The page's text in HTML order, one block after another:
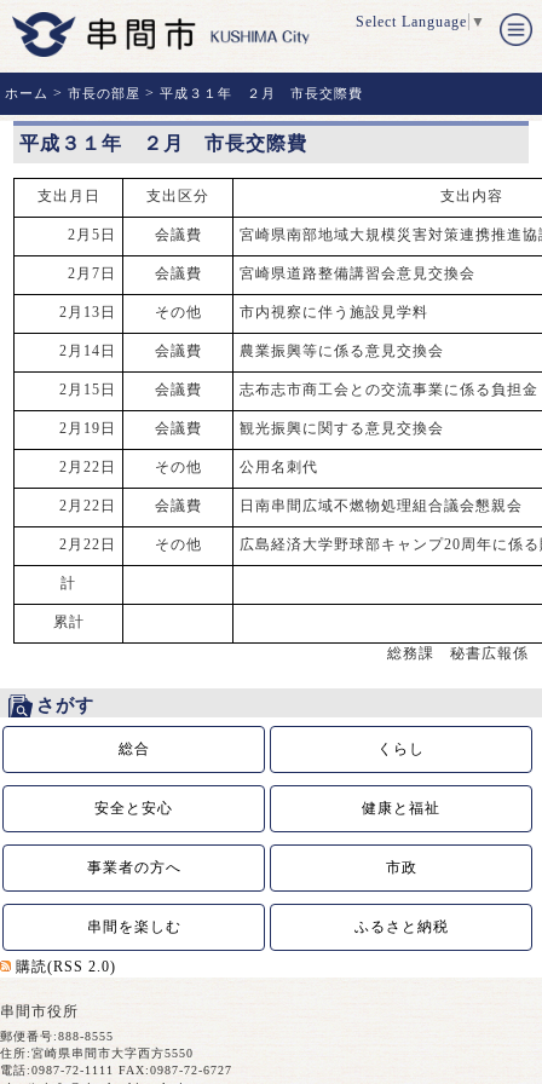
Select Language ▼
ホーム >市長の部屋 >平成３１年 ２月 市長交際費
平成３１年 ２月 市長交際費
支出月日 支出区分 支出内容
2月5日 会議費 宮崎県南部地域大規模災害対策連携推進協
2月7日 会議費 宮崎県道路整備講習会意見交換会
2月13日 その他 市内視察に伴う施設見学料
2月14日 会議費 農業振興等に係る意見交換会
2月15日 会議費 志布志市商工会との交流事業に係る負担金
2月19日 会議費 観光振興に関する意見交換会
2月22日 その他 公用名刺代
2月22日 会議費 日南串間広域不燃物処理組合議会懇親会
2月22日 その他 広島経済大学野球部キャンプ20周年に係
計
累計
総務課 秘書広報係
さがす
総合 くらし
安全と安心 健康と福祉
事業者の方へ 市政
串間を楽しむ ふるさと納税
購読(RSS 2.0)
串間市役所
郵便番号:888-8555
住所:宮崎県串間市大字西方5550
電話:0987-72-1111 FAX:0987-72-6727